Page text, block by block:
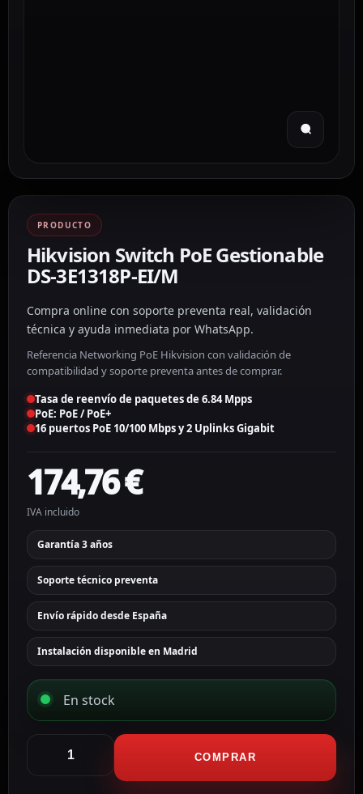
PRODUCTO
Hikvision Switch PoE Gestionable
DS-3E1318P-EI/M
Compra online con soporte preventa real, validación
técnica y ayuda inmediata por WhatsApp.
Referencia Networking PoE Hikvision con validación de
compatibilidad y soporte preventa antes de comprar.
Tasa de reenvío de paquetes de 6.84 Mpps
PoE: PoE / PoE+
16 puertos PoE 10/100 Mbps y 2 Uplinks Gigabit
174,76€
IVA incluido
Garantía 3 años
Soporte técnico preventa
Envío rápido desde España
Instalación disponible en Madrid
En stock
COMPRAR